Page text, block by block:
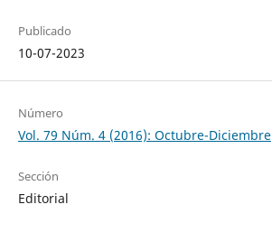
Publicado
10-07-2023
Número
Vol. 79 Núm. 4 (2016): Octubre-Diciembre
Sección
Editorial